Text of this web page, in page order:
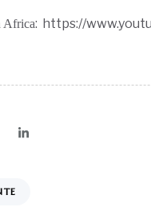
Africa: https://